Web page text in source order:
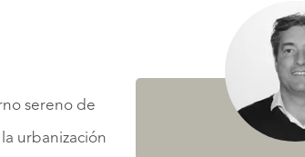
sereno de
urbanización